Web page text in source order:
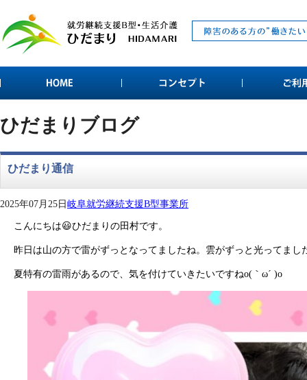
ひだまりブログ
ひだまり通信
2025年07月25日岐阜就労継続支援B型事業所
こんにちは😃ひだまりの田村です。
昨日は山の方で雷がずっとなってましたね。雲がずっと光ってまし
夏特有の雷雨があるので、気を付けていきたいですねo(｀ω´ )o